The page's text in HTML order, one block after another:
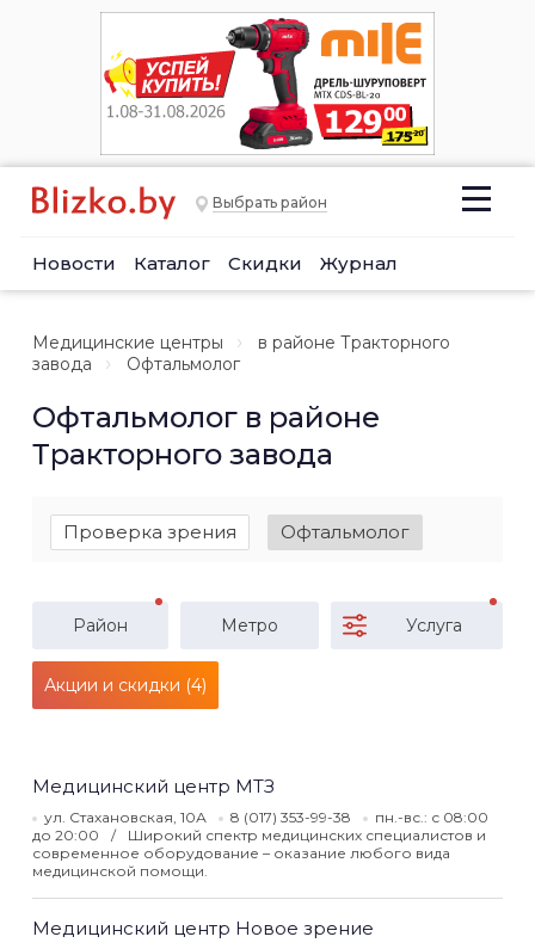
Выбрать район
Новости Каталог Скидки Журнал
Медицинские центры
в районе Тракторного
завода
Офтальмолог
Офтальмолог в районе
Тракторного завода
Проверка зрения Офтальмолог
Район Метро Услуга
Акции и скидки (4)
Медицинский центр МТЗ
ул. Стахановская, 10А 8 (017) 353-99-38
пн.-вс.: с 08:00
до 20:00
Широкий спектр медицинских специалистов и
современное оборудование – оказание любого вида
медицинской помощи.
Медицинский центр Новое зрение